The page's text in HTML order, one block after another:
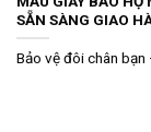
SẴN SÀNG GIAO
Bảo vệ đôi chân